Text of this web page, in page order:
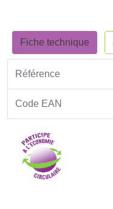
Fiche technique
Référence
Code EAN